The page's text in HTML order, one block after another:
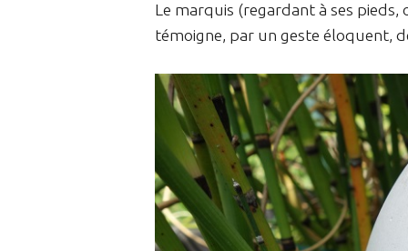
Le marquis (regardant à ses pieds,
témoigne, par un geste éloquent,